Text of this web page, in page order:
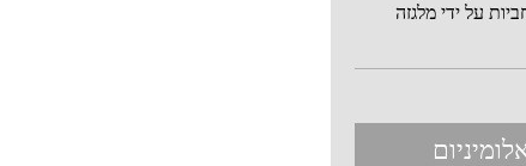
על ידי מלגזה